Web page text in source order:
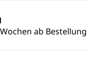
ab Bestellung